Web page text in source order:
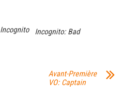
Incognito
Incognito: Bad
Avant-Première
VO: Captain